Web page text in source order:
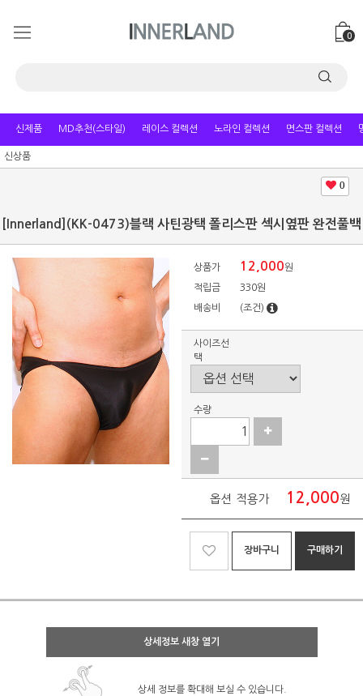
0
신제품 MD추천(스타일) 레이스 컬렉션 노라인 컬렉션 면스판 컬렉션
신상품
0
[Innerland](KK-0473)블랙 사틴광택 폴리스판 섹시옆판 완전풀백
상품가 12,000원
적립금 330원
배송비 (조건)
사이즈선
택
수량
옵션 적용가 12,000원
장바구니 구매하기
상세정보 새창 열기
상세 정보를 확대해 보실 수 있습니다.